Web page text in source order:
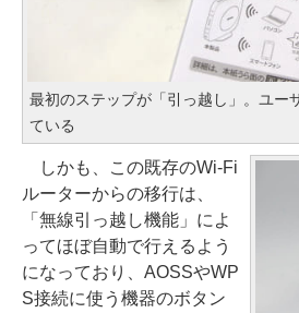
最初のステップが「引っ越し」。ユー
ている
しかも、この既存のWi-Fi
ルーターからの移行は、
「無線引っ越し機能」によ
ってほぼ自動で行えるよう
になっており、AOSSやWP
S接続に使う機器のボタン